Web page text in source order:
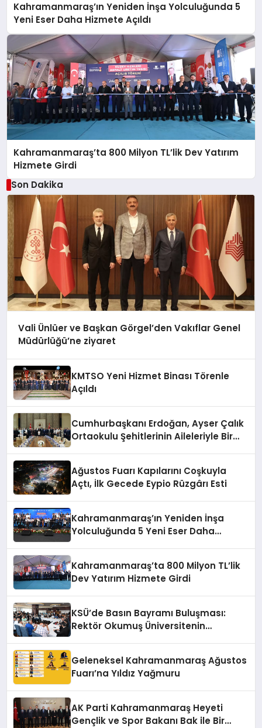
Kahramanmaraş’ın Yeniden İnşa Yolculuğunda 5
Yeni Eser Daha Hizmete Açıldı
Kahramanmaraş’ta 800 Milyon TL’lik Dev Yatırım
Hizmete Girdi
Son Dakika
Vali Ünlüer ve Başkan Görgel’den Vakıflar Genel
Müdürlüğü’ne ziyaret
KMTSO Yeni Hizmet Binası Törenle
Açıldı
Cumhurbaşkanı Erdoğan, Ayser Çalık
Ortaokulu Şehitlerinin Aileleriyle Bir
Ağustos Fuarı Kapılarını Coşkuyla
Açtı, İlk Gecede Eypio Rüzgârı Esti
Kahramanmaraş’ın Yeniden İnşa
Yolculuğunda 5 Yeni Eser Daha
Kahramanmaraş’ta 800 Milyon TL’lik
Dev Yatırım Hizmete Girdi
KSÜ’de Basın Bayramı Buluşması:
Rektör Okumuş Üniversitenin
Geleneksel Kahramanmaraş Ağustos
Fuarı’na Yıldız Yağmuru
AK Parti Kahramanmaraş Heyeti
Gençlik ve Spor Bakanı Bak ile Bir